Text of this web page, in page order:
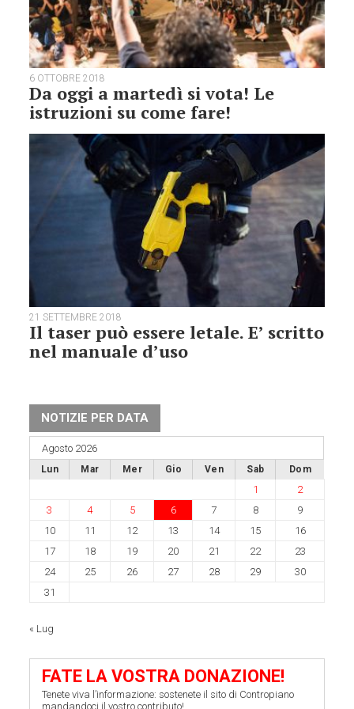
6 OTTOBRE 2018
Da oggi a martedì si vota! Le
istruzioni su come fare!
21 SETTEMBRE 2018
Il taser può essere letale. E’ scritto
nel manuale d’uso
NOTIZIE PER DATA
Agosto 2026
Lun Mar Mer Gio Ven Sab Dom
1
2
3
4 5 6 7 8
9
10
11 12 13 14 15
16
17
18 19 20 21 22
23
24
25 26 27 28 29
30
31
« Lug
FATE LA VOSTRA DONAZIONE!
Tenete viva l’informazione: sostenete il sito di Contropiano
mandandoci il vostro contributo!